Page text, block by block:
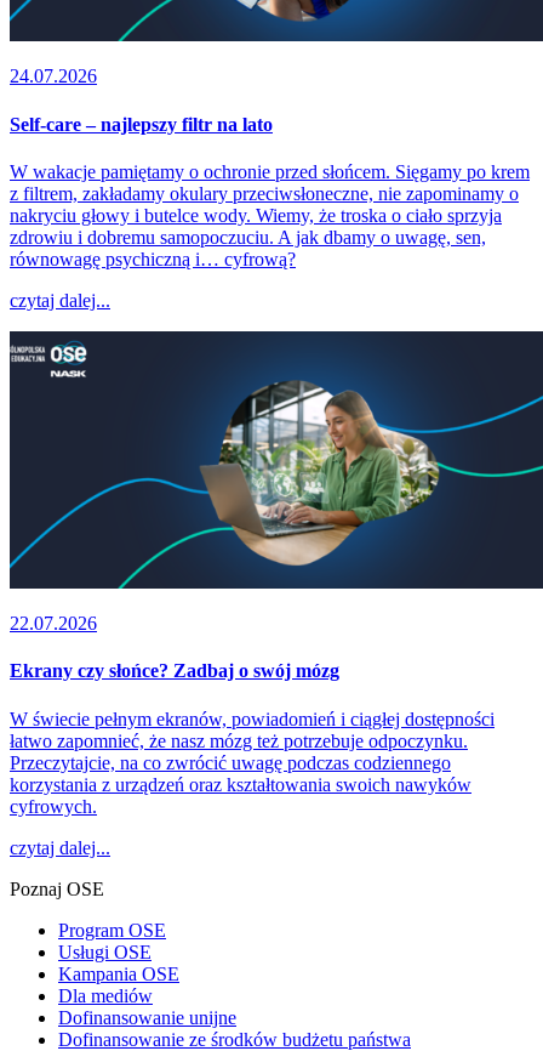
24.07.2026
Self-care – najlepszy filtr na lato
W wakacje pamiętamy o ochronie przed słońcem. Sięgamy po krem
z filtrem, zakładamy okulary przeciwsłoneczne, nie zapominamy o
nakryciu głowy i butelce wody. Wiemy, że troska o ciało sprzyja
zdrowiu i dobremu samopoczuciu. A jak dbamy o uwagę, sen,
równowagę psychiczną i… cyfrową?
czytaj dalej...
22.07.2026
Ekrany czy słońce? Zadbaj o swój mózg
W świecie pełnym ekranów, powiadomień i ciągłej dostępności
łatwo zapomnieć, że nasz mózg też potrzebuje odpoczynku.
Przeczytajcie, na co zwrócić uwagę podczas codziennego
korzystania z urządzeń oraz kształtowania swoich nawyków
cyfrowych.
czytaj dalej...
Poznaj OSE
Program OSE
Usługi OSE
Kampania OSE
Dla mediów
Dofinansowanie unijne
Dofinansowanie ze środków budżetu państwa